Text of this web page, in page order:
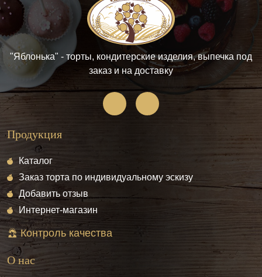
"Яблонька" - торты, кондитерские изделия, выпечка под
заказ и на доставку
Продукция
Каталог
Заказ торта по индивидуальному эскизу
Добавить отзыв
Интернет-магазин
Контроль качества
О нас